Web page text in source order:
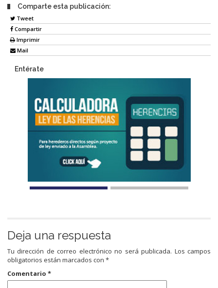
Comparte esta publicación:
Tweet
Compartir
Imprimir
Mail
Entérate
Deja una respuesta
Tu dirección de correo electrónico no será publicada. Los campos
obligatorios están marcados con *
Comentario *